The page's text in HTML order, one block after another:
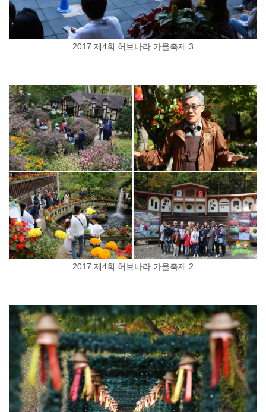
2017 제4회 허브나라 가을축제 3
2017 제4회 허브나라 가을축제 2